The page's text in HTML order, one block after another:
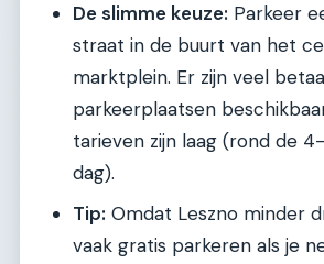
De slimme keuze: Parkeer
straat in de buurt van het
marktplein. Er zijn veel
parkeerplaatsen
tarieven zijn laag (rond de
dag).
Tip: Omdat Leszno minder
vaak gratis parkeren als je